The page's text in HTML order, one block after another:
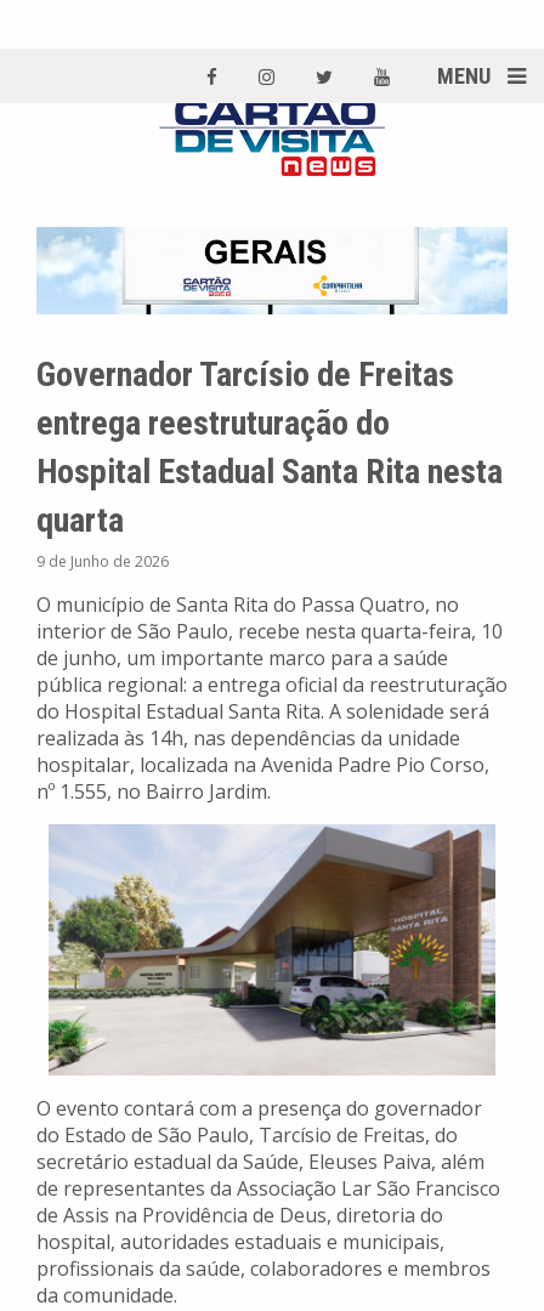
MENU
Governador Tarcísio de Freitas
entrega reestruturação do
Hospital Estadual Santa Rita nesta
quarta
9 de Junho de 2026
O município de Santa Rita do Passa Quatro, no
interior de São Paulo, recebe nesta quarta-feira, 10
de junho, um importante marco para a saúde
pública regional: a entrega oficial da reestruturação
do Hospital Estadual Santa Rita. A solenidade será
realizada às 14h, nas dependências da unidade
hospitalar, localizada na Avenida Padre Pio Corso,
nº 1.555, no Bairro Jardim.
O evento contará com a presença do governador
do Estado de São Paulo, Tarcísio de Freitas, do
secretário estadual da Saúde, Eleuses Paiva, além
de representantes da Associação Lar São Francisco
de Assis na Providência de Deus, diretoria do
hospital, autoridades estaduais e municipais,
profissionais da saúde, colaboradores e membros
da comunidade.